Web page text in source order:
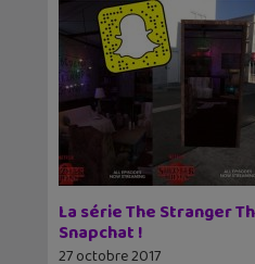
La série The Stranger
Snapchat !
27 octobre 2017